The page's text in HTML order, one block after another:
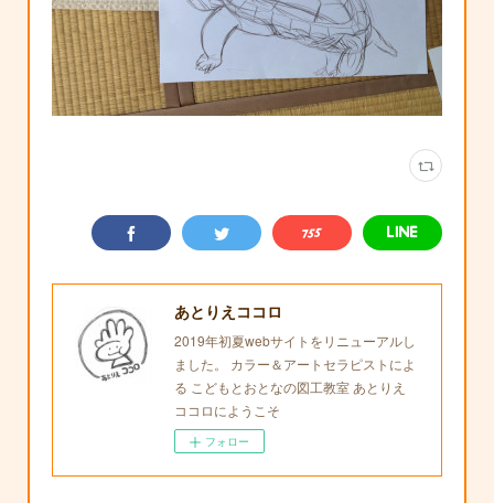
あとりえココロ
2019年初夏webサイトをリニューアルし
ました。 カラー＆アートセラピストによ
る こどもとおとなの図工教室 あとりえ
ココロにようこそ
フォロー